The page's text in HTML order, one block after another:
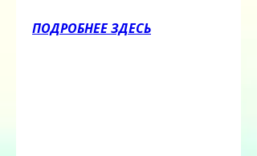
ПОДРОБНЕЕ ЗДЕСЬ